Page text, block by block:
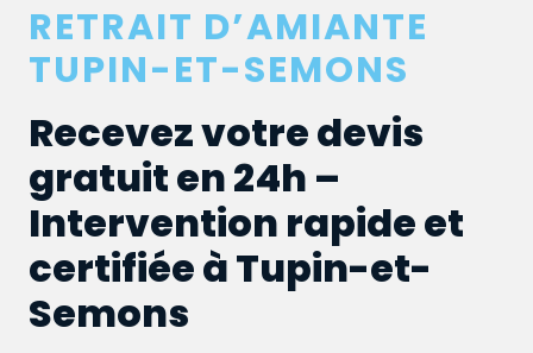
RETRAIT D’AMIANTE
TUPIN-ET-SEMONS
Recevez votre devis
gratuit en 24h –
Intervention rapide et
certifiée à Tupin-et-
Semons